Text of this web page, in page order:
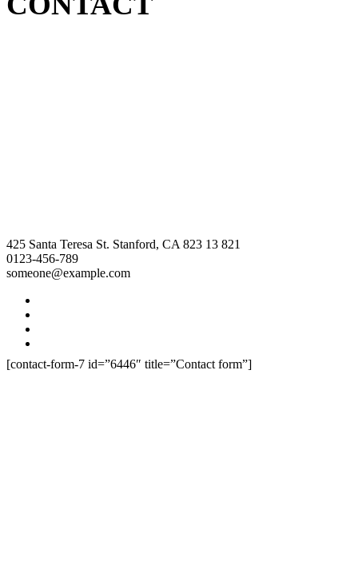
425 Santa Teresa St. Stanford, CA 823 13 821
0123-456-789
someone@example.com
[contact-form-7 id=”6446″ title=”Contact form”]